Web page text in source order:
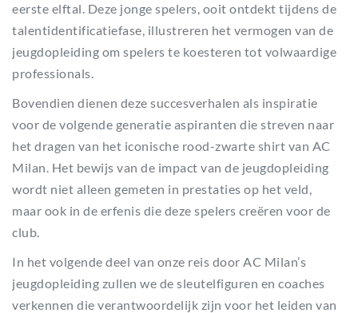
eerste elftal. Deze jonge spelers, ooit ontdekt tijdens de
talentidentificatiefase, illustreren het vermogen van de
jeugdopleiding om spelers te koesteren tot volwaardige
professionals.
Bovendien dienen deze succesverhalen als inspiratie
voor de volgende generatie aspiranten die streven naar
het dragen van het iconische rood-zwarte shirt van AC
Milan. Het bewijs van de impact van de jeugdopleiding
wordt niet alleen gemeten in prestaties op het veld,
maar ook in de erfenis die deze spelers creëren voor de
club.
In het volgende deel van onze reis door AC Milan’s
jeugdopleiding zullen we de sleutelfiguren en coaches
verkennen die verantwoordelijk zijn voor het leiden van